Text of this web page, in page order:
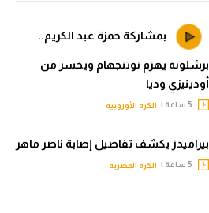
بمشاركة حمزة عبد الكريم..
برشلونة يهزم نوتنجهام ويخسر من
أودينيزي وديا
الكرة الأوروبية
بيراميدز يكشف تفاصيل إصابة ناصر ماهر
الكرة المصرية